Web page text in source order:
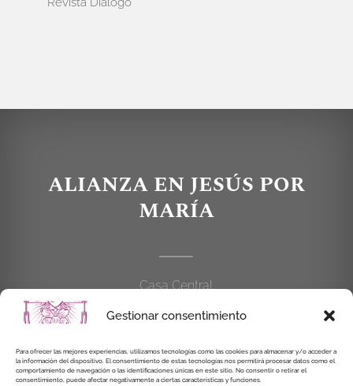
Gestionar consentimiento
Para ofrecer las mejores experiencias, utilizamos tecnologías como las cookies para almacenar y/o acceder a
la información del dispositivo. El consentimiento de estas tecnologías nos permitirá procesar datos como el
comportamiento de navegación o las identificaciones únicas en este sitio. No consentir o retirar el
consentimiento, puede afectar negativamente a ciertas características y funciones.
ALIANZA EN JESÚS POR
MARÍA
Casa Central
C/Cardenal Cisneros, 55
914 462 114